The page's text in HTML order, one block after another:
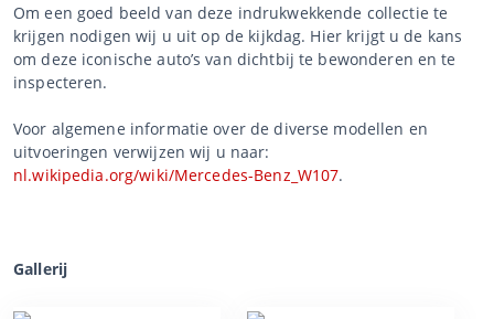
Om een goed beeld van deze indrukwekkende collectie te
krijgen nodigen wij u uit op de kijkdag. Hier krijgt u de kans
om deze iconische auto’s van dichtbij te bewonderen en te
inspecteren.
Voor algemene informatie over de diverse modellen en
uitvoeringen verwijzen wij u naar:
nl.wikipedia.org/wiki/Mercedes-Benz_W107.
Gallerij